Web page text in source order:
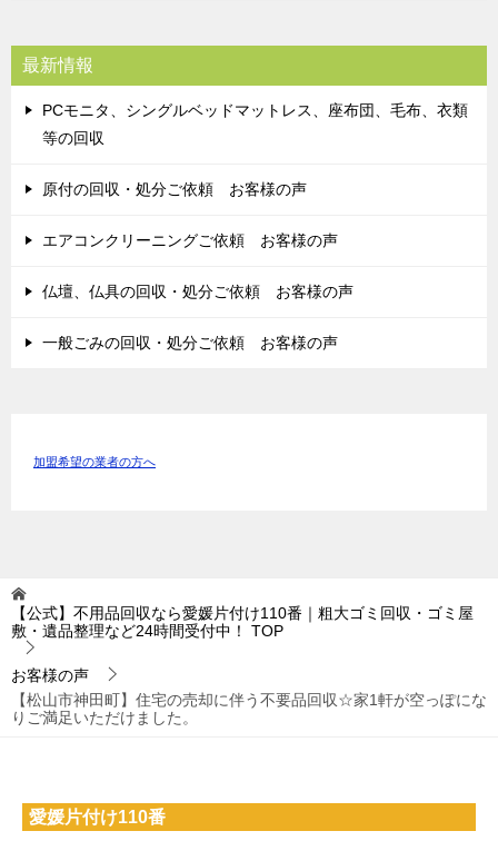
最新情報
PCモニタ、シングルベッドマットレス、座布団、毛布、衣類
等の回収
原付の回収・処分ご依頼 お客様の声
エアコンクリーニングご依頼 お客様の声
仏壇、仏具の回収・処分ご依頼 お客様の声
一般ごみの回収・処分ご依頼 お客様の声
加盟希望の業者の方へ
【公式】不用品回収なら愛媛片付け110番｜粗大ゴミ回収・ゴミ屋
敷・遺品整理など24時間受付中！
TOP
お客様の声
【松山市神田町】住宅の売却に伴う不要品回収☆家1軒が空っぽにな
りご満足いただけました。
愛媛片付け110番